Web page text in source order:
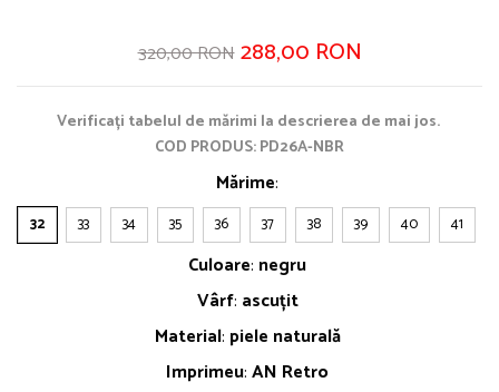
320,00 RON 288,00 RON
Verificați tabelul de mărimi la descrierea de mai jos.
COD PRODUS: PD26A-NBR
Mărime:
32 33 34 35 36 37 38 39 40 41
Culoare: negru
Vârf: ascuțit
Material: piele naturală
Imprimeu:AN Retro